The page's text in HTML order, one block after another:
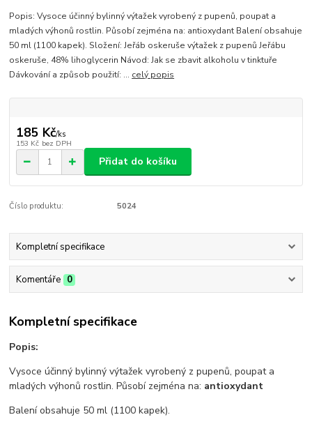
Popis: Vysoce účinný bylinný výtažek vyrobený z pupenů, poupat a
mladých výhonů rostlin. Působí zejména na: antioxydant Balení obsahuje
50 ml (1100 kapek). Složení: Jeřáb oskeruše výtažek z pupenů Jeřábu
oskeruše, 48% lihoglycerin Návod: Jak se zbavit alkoholu v tinktuře
Dávkování a způsob použití: ... celý popis
185 Kč/ks
153 Kč bez DPH
Přidat do košíku
Číslo produktu: 5024
Kompletní specifikace
Komentáře 0
Kompletní specifikace
Popis:
Vysoce účinný bylinný výtažek vyrobený z pupenů, poupat a
mladých výhonů rostlin. Působí zejména na: antioxydant
Balení obsahuje 50 ml (1100 kapek).